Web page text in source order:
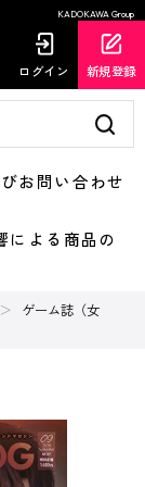
KADOKAWA Group
ログイン 新規登録
お問い合わせ
よる商品の
ゲーム誌（女